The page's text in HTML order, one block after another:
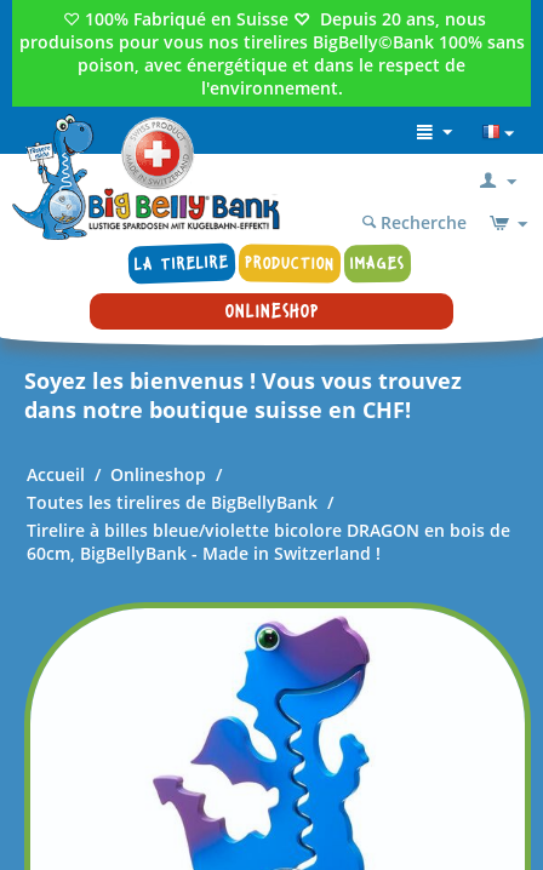
♡ 100% Fabriqué en Suisse ♡ Depuis 20 ans, nous
produisons pour vous nos tirelires BigBelly©Bank 100% sans
poison, avec énergétique et dans le respect de
l'environnement.
LA TIRELIRE PRODUCTION IMAGES
Recherche
ONLINESHOP
Soyez les bienvenus ! Vous vous trouvez
dans notre boutique suisse en CHF!
Accueil / Onlineshop /
Toutes les tirelires de BigBellyBank /
Tirelire à billes bleue/violette bicolore DRAGON en bois de
60cm, BigBellyBank - Made in Switzerland !